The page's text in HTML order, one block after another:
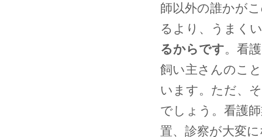
師以外の誰かが
るより、うまく
るからです。看
飼い主さんのこ
います。ただ、
でしょう。看護
置、診察が大変